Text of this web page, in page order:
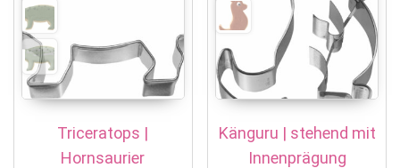
Triceratops |
Hornsaurier
Känguru | stehend mit
Innenprägung